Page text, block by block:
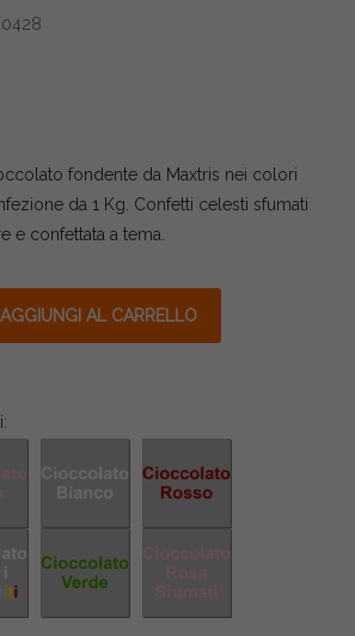
fondente da Maxtris nei colori
da 1 Kg. Confetti celesti sfumati
e confettata a tema.
AGGIUNGI AL CARRELLO